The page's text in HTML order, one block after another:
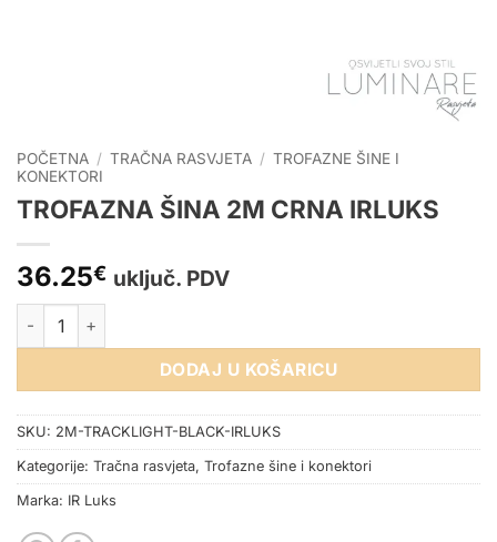
POČETNA / TRAČNA RASVJETA / TROFAZNE ŠINE I
KONEKTORI
TROFAZNA ŠINA 2M CRNA IRLUKS
36.25€ uključ. PDV
TROFAZNA ŠINA 2M CRNA IRLUKS količina
DODAJ U KOŠARICU
SKU: 2M-TRACKLIGHT-BLACK-IRLUKS
Kategorije: Tračna rasvjeta, Trofazne šine i konektori
Marka: IR Luks